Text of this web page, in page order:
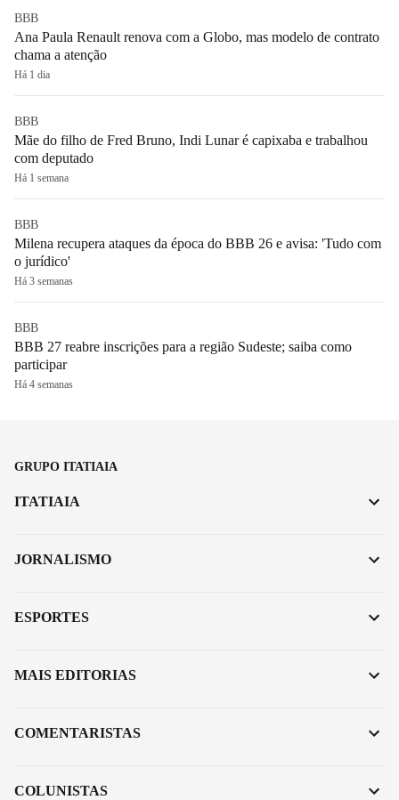
BBB
Ana Paula Renault renova com a Globo, mas modelo de contrato
chama a atenção
Há 1 dia
BBB
Mãe do filho de Fred Bruno, Indi Lunar é capixaba e trabalhou
com deputado
Há 1 semana
BBB
Milena recupera ataques da época do BBB 26 e avisa: 'Tudo com
o jurídico'
Há 3 semanas
BBB
BBB 27 reabre inscrições para a região Sudeste; saiba como
participar
Há 4 semanas
GRUPO ITATIAIA
ITATIAIA
JORNALISMO
ESPORTES
MAIS EDITORIAS
COMENTARISTAS
COLUNISTAS